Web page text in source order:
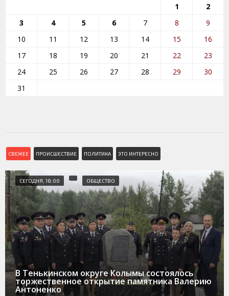
1
2
3
4 5 6 7 8
9
10
11 12 13 14 15
16
17
18 19 20 21 22
23
24
25 26 27 28 29
30
31
СВЕЖЕЕ ПРОИСШЕСТВИЕ ПОЛИТИКА ЭТО ИНТЕРЕСНО
СЕГОДНЯ, 18:00 ОБЩЕСТВО
В Тенькинском округе Колымы состоялось
торжественное открытие памятника Валерию
Антоненко